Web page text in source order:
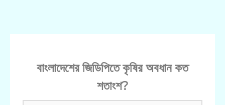
বাংলাদেশের জিডিপিতে কৃষির অবধান কত
শতাংশ?